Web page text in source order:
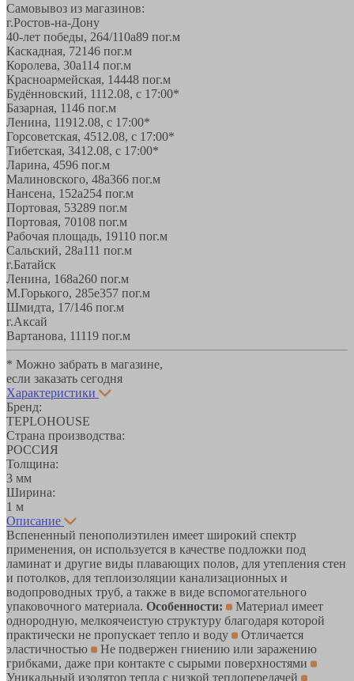
Самовывоз из магазинов:
г.Ростов-на-Дону
40-лет победы, 264/110а89 пог.м
Каскадная, 72146 пог.м
Королева, 30а114 пог.м
Красноармейская, 14448 пог.м
Будённовский, 1112.08, с 17:00*
Базарная, 1146 пог.м
Ленина, 11912.08, с 17:00*
Горсоветская, 4512.08, с 17:00*
Тибетская, 3412.08, с 17:00*
Ларина, 4596 пог.м
Малиновского, 48а366 пог.м
Нансена, 152а254 пог.м
Портовая, 53289 пог.м
Портовая, 70108 пог.м
Рабочая площадь, 19110 пог.м
Сальский, 28a111 пог.м
г.Батайск
Ленина, 168а260 пог.м
М.Горького, 285е357 пог.м
Шмидта, 17/146 пог.м
г.Аксай
Вартанова, 11119 пог.м
* Можно забрать в магазине,
если заказать сегодня
Характеристики
Бренд:
TEPLOHOUSE
Страна производства:
РОССИЯ
Толщина:
3 мм
Ширина:
1 м
Описание
Вспененный пенополиэтилен имеет широкий спектр
применения, он используется в качестве подложки под
ламинат и другие виды плавающих полов, для утепления стен
и потолков, для теплоизоляции канализационных и
водопроводных труб, а также в виде вспомогательного
упаковочного материала. Особенности:
Материал имеет
однородную, мелкоячеистую структуру благодаря которой
практически не пропускает тепло и воду
Отличается
эластичностью
Не подвержен гниению или заражению
грибками, даже при контакте с сырыми поверхностями
Уникальный изолятор тепла с низкой теплопередачей